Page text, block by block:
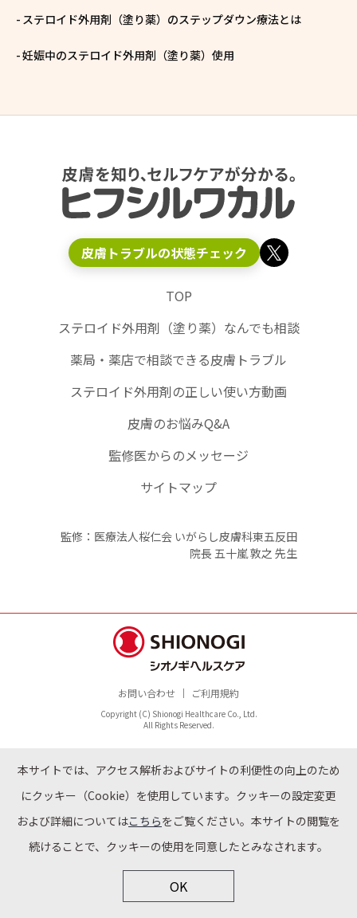
ステロイド外用剤（塗り薬）のステップダウン療法とは
妊娠中のステロイド外用剤（塗り薬）使用
皮膚トラブルの状態チェック
TOP
ステロイド外用剤（塗り薬）なんでも相談
薬局・薬店で相談できる皮膚トラブル
ステロイド外用剤の正しい使い方動画
皮膚のお悩みQ&A
監修医からのメッセージ
サイトマップ
監修：医療法人桜仁会 いがらし皮膚科東五反田
院長 五十嵐 敦之 先生
お問い合わせ ご利用規約
Copyright (C) Shionogi Healthcare Co., Ltd.
All Rights Reserved.
本サイトでは、アクセス解析およびサイトの利便性の向上のため
にクッキー（Cookie）を使用しています。クッキーの設定変更
および詳細についてはこちらをご覧ください。本サイトの閲覧を
続けることで、クッキーの使用を同意したとみなされます。
OK